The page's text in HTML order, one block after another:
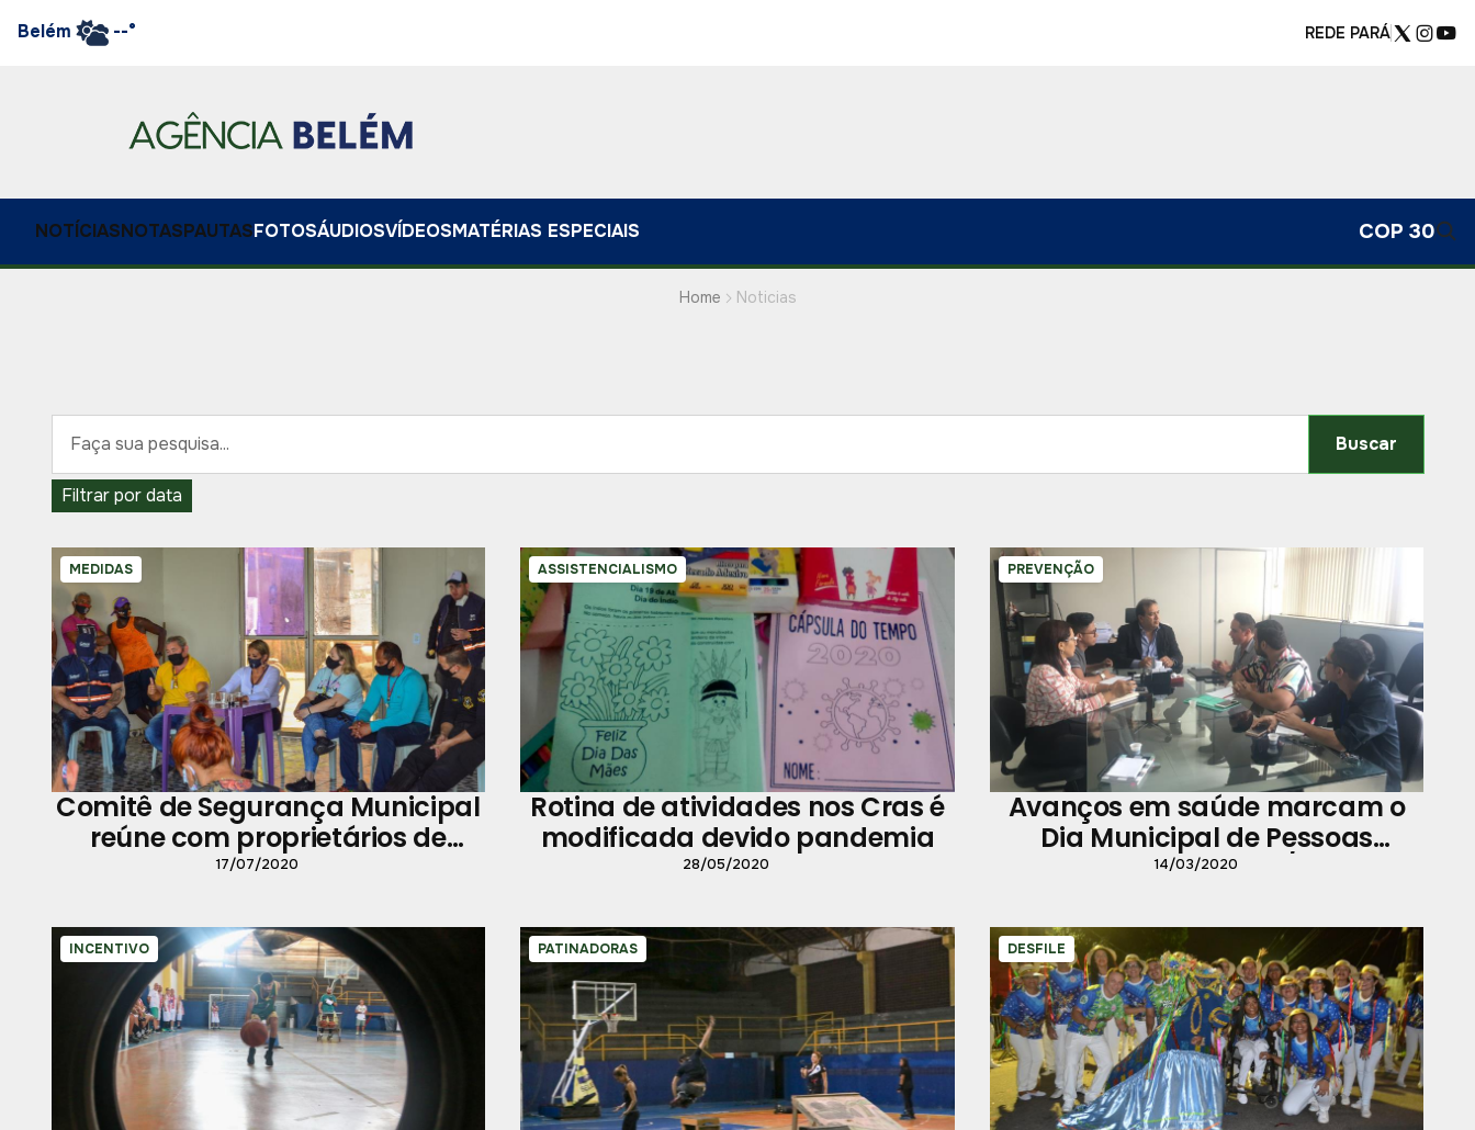
Belém --° REDE PARÁ
NOTÍCIASNOTASPAUTASFOTOSÁUDIOSVÍDEOSMATÉRIAS ESPECIAIS COP 30
Home Noticias
Buscar
Filtrar por data
MEDIDAS
Comitê de Segurança Municipal
reúne com proprietários de
restaurantes da ilha de Cotijuba
17/07/2020
ASSISTENCIALISMO
Rotina de atividades nos Cras é
modificada devido pandemia
28/05/2020
PREVENÇÃO
Avanços em saúde marcam o
Dia Municipal de Pessoas
Vivendo com HIV/Aids
14/03/2020
INCENTIVO PATINADORAS DESFILE